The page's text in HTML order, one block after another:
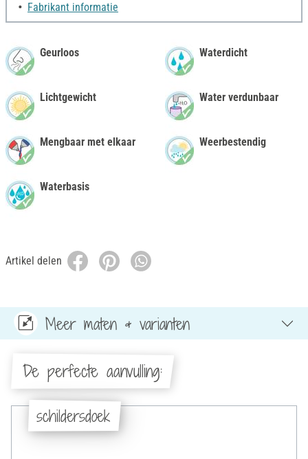
Fabrikant informatie
Geurloos
Lichtgewicht
Mengbaar met elkaar
Waterbasis
Waterdicht
Water verdunbaar
Weerbestendig
Artikel delen
Meer maten & varianten
De perfecte aanvulling:
schildersdoek